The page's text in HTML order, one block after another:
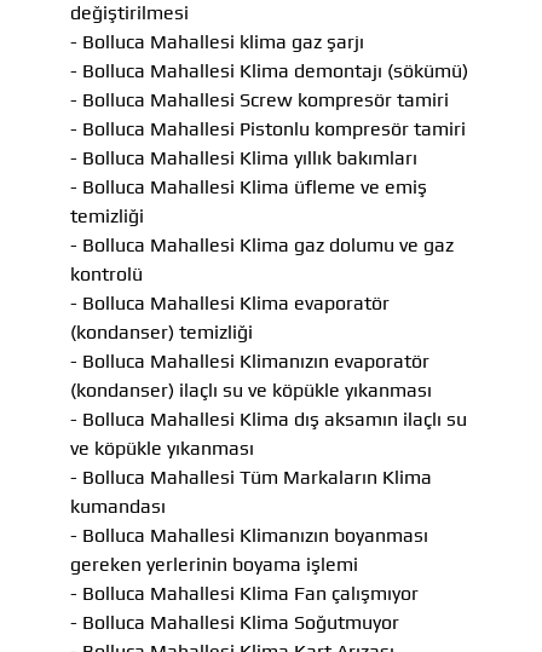
değiştirilmesi
- Bolluca Mahallesi klima gaz şarjı
- Bolluca Mahallesi Klima demontajı (sökümü)
- Bolluca Mahallesi Screw kompresör tamiri
- Bolluca Mahallesi Pistonlu kompresör tamiri
- Bolluca Mahallesi Klima yıllık bakımları
- Bolluca Mahallesi Klima üfleme ve emiş
temizliği
- Bolluca Mahallesi Klima gaz dolumu ve gaz
kontrolü
- Bolluca Mahallesi Klima evaporatör
(kondanser) temizliği
- Bolluca Mahallesi Klimanızın evaporatör
(kondanser) ilaçlı su ve köpükle yıkanması
- Bolluca Mahallesi Klima dış aksamın ilaçlı su
ve köpükle yıkanması
- Bolluca Mahallesi Tüm Markaların Klima
kumandası
- Bolluca Mahallesi Klimanızın boyanması
gereken yerlerinin boyama işlemi
- Bolluca Mahallesi Klima Fan çalışmıyor
- Bolluca Mahallesi Klima Soğutmuyor